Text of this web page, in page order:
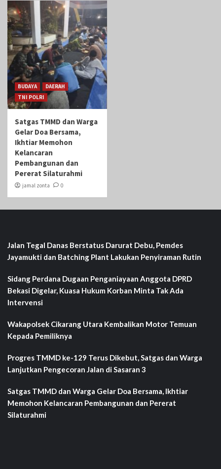
BUDAYA
DAERAH
TNI POLRI
Satgas TMMD dan Warga
Gelar Doa Bersama,
Ikhtiar Memohon
Kelancaran
Pembangunan dan
Pererat Silaturahmi
jamal zonta 0
Jalan Tegal Danas Berstatus Darurat Debu, Pemdes
Jayamukti dan Batching Plant Lakukan Penyiraman Rutin
Sidang Perdana Dugaan Penganiayaan Anggota DPRD
Bekasi Digelar, Kuasa Hukum Korban Minta Tak Ada
Intervensi
Wakapolsek Cikarang Utara Kembalikan Motor Temuan
Kepada Pemiliknya
Progres TMMD ke-129 Terus Dikebut, Satgas dan Warga
Lanjutkan Pengecoran Jalan di Sasaran 3
Satgas TMMD dan Warga Gelar Doa Bersama, Ikhtiar
Memohon Kelancaran Pembangunan dan Pererat
Silaturahmi